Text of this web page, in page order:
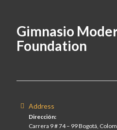
Gimnasio
Foundation
Address
Dirección:
Carrera 9 # 74 – 99 Bogotá,